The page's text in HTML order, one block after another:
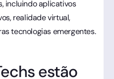
incluindo aplicativos
realidade virtual,
tecnologias emergentes.
estão